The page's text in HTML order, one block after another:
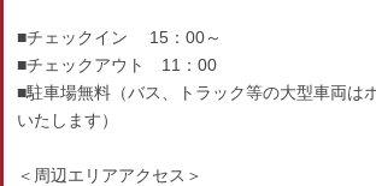
■チェックイン 15：00～
■チェックアウト 11：00
■駐車場無料（バス、トラック等の大型車両は
いたします）
＜周辺エリアアクセス＞